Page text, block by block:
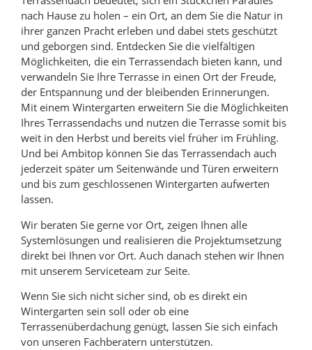
nach Hause zu holen – ein Ort, an dem Sie die Natur in
ihrer ganzen Pracht erleben und dabei stets geschützt
und geborgen sind. Entdecken Sie die vielfältigen
Möglichkeiten, die ein Terrassendach bieten kann, und
verwandeln Sie Ihre Terrasse in einen Ort der Freude,
der Entspannung und der bleibenden Erinnerungen.
Mit einem Wintergarten erweitern Sie die Möglichkeiten
Ihres Terrassendachs und nutzen die Terrasse somit bis
weit in den Herbst und bereits viel früher im Frühling.
Und bei Ambitop können Sie das Terrassendach auch
jederzeit später um Seitenwände und Türen erweitern
und bis zum geschlossenen Wintergarten aufwerten
lassen.
Wir beraten Sie gerne vor Ort, zeigen Ihnen alle
Systemlösungen und realisieren die Projektumsetzung
direkt bei Ihnen vor Ort. Auch danach stehen wir Ihnen
mit unserem Serviceteam zur Seite.
Wenn Sie sich nicht sicher sind, ob es direkt ein
Wintergarten sein soll oder ob eine
Terrassenüberdachung genügt, lassen Sie sich einfach
von unseren Fachberatern unterstützen.